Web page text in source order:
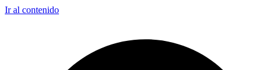
Ir al contenido